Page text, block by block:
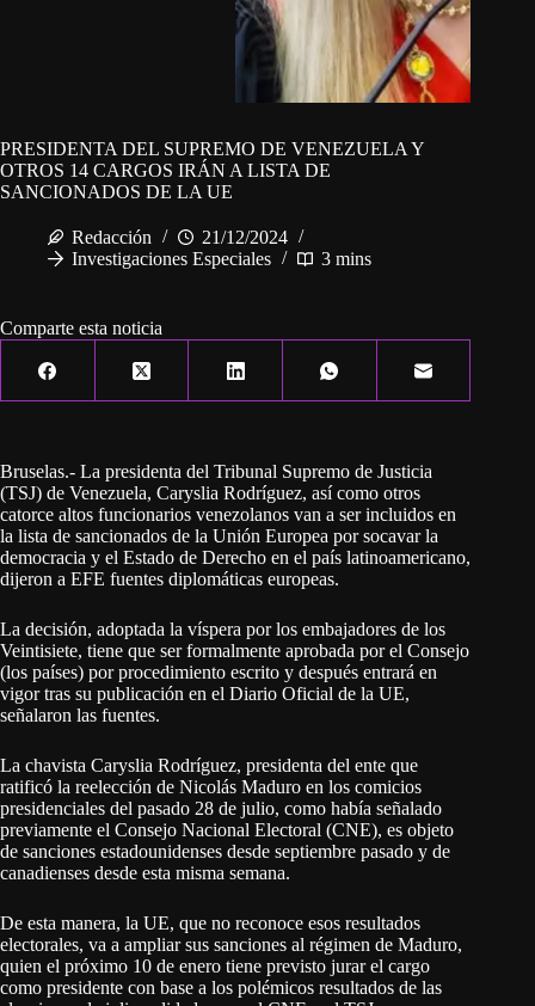
PRESIDENTA DEL SUPREMO DE VENEZUELA Y
OTROS 14 CARGOS IRÁN A LISTA DE
SANCIONADOS DE LA UE
Redacción
21/12/2024
Investigaciones Especiales
3 mins
Comparte esta noticia
Bruselas.- La presidenta del Tribunal Supremo de Justicia
(TSJ) de Venezuela, Caryslia Rodríguez, así como otros
catorce altos funcionarios venezolanos van a ser incluidos en
la lista de sancionados de la Unión Europea por socavar la
democracia y el Estado de Derecho en el país latinoamericano,
dijeron a EFE fuentes diplomáticas europeas.
La decisión, adoptada la víspera por los embajadores de los
Veintisiete, tiene que ser formalmente aprobada por el Consejo
(los países) por procedimiento escrito y después entrará en
vigor tras su publicación en el Diario Oficial de la UE,
señalaron las fuentes.
La chavista Caryslia Rodríguez, presidenta del ente que
ratificó la reelección de Nicolás Maduro en los comicios
presidenciales del pasado 28 de julio, como había señalado
previamente el Consejo Nacional Electoral (CNE), es objeto
de sanciones estadounidenses desde septiembre pasado y de
canadienses desde esta misma semana.
De esta manera, la UE, que no reconoce esos resultados
electorales, va a ampliar sus sanciones al régimen de Maduro,
quien el próximo 10 de enero tiene previsto jurar el cargo
como presidente con base a los polémicos resultados de las